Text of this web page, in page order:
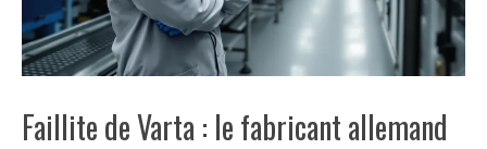
Faillite de Varta : le fabricant allemand